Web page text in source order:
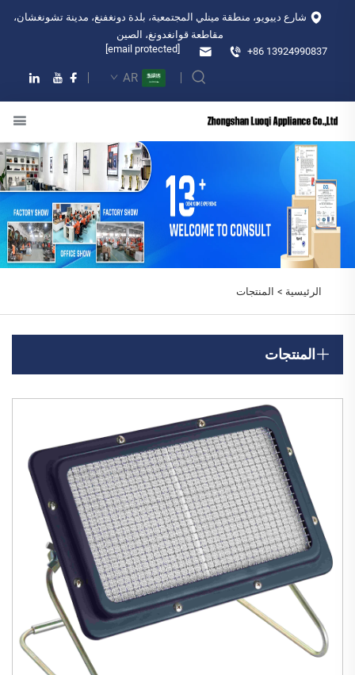
شارع دييويو، منطقة مينلي المجتمعية، بلدة دونغفنغ، مدينة تشونغشان،
مقاطعة قوانغدونغ، الصين
+86 13924990837
AR
الرئيسية > المنتجات
المنتجات